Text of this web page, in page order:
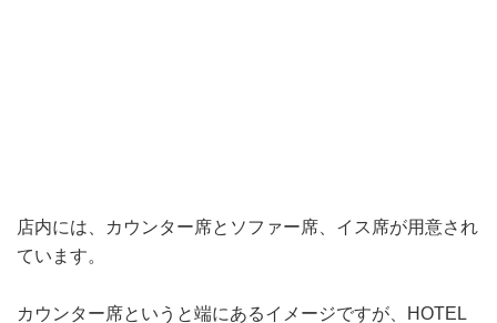
店内には、カウンター席とソファー席、イス席が用意され
ています。
カウンター席というと端にあるイメージですが、
HOTEL